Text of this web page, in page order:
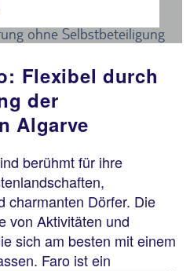
Flexibel durch
der
Algarve
berühmt für ihre
charmanten Dörfer. Die
von Aktivitäten und
sich am besten mit einem
Faro ist ein